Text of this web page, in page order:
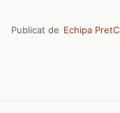
Publicat de Echipa